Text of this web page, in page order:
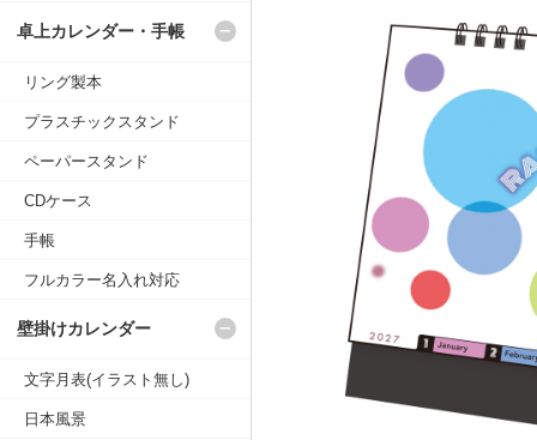
卓上カレンダー・手帳
リング製本
プラスチックスタンド
ペーパースタンド
CDケース
手帳
フルカラー名入れ対応
壁掛けカレンダー
文字月表(イラスト無し)
日本風景